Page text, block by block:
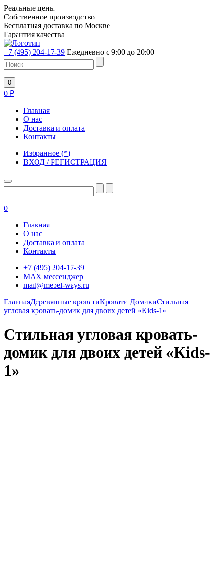
Реальные цены
Собственное производство
Бесплатная доставка по Москве
Гарантия качества
+7 (495) 204-17-39 Ежедневно с 9:00 до 20:00
0
0 ₽
Главная
О нас
Доставка и оплата
Контакты
Избранное (*)
ВХОД / РЕГИСТРАЦИЯ
0
Главная
О нас
Доставка и оплата
Контакты
+7 (495) 204-17-39
MAX мессенджер
mail@mebel-ways.ru
ГлавнаяДеревянные кроватиКровати ДомикиСтильная
угловая кровать-домик для двоих детей «Kids-1»
Стильная угловая кровать-
домик для двоих детей «Kids-
1»